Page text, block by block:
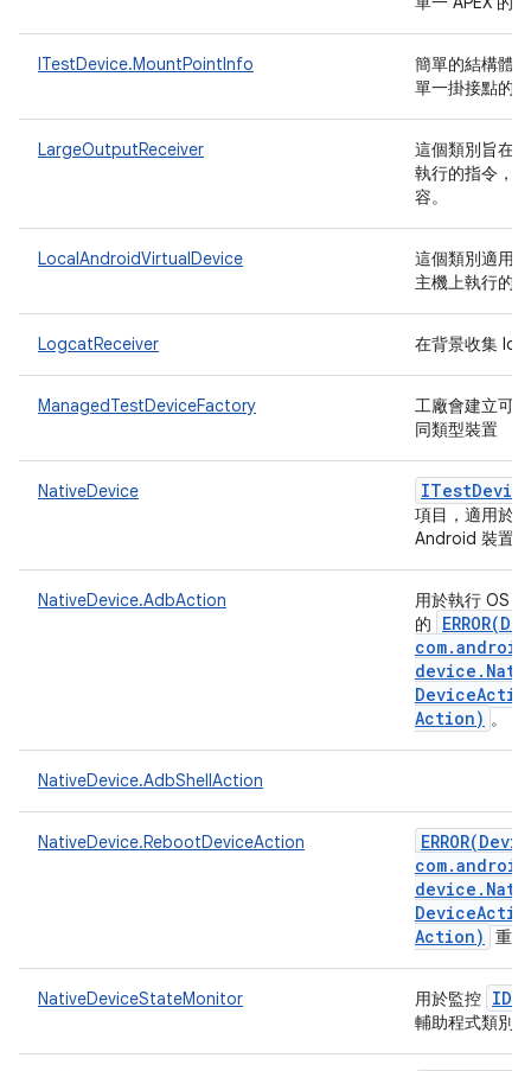
ITestDevice.MountPointInfo
簡單的結構體
單一掛接點的
LargeOutputReceiver
這個類別旨在
執行的指令，
容。
LocalAndroidVirtualDevice
這個類別適用
主機上執行的
LogcatReceiver 在背景收集
ManagedTestDeviceFactory
工廠會建立可
同類型裝置
NativeDevice ITest
項目，適用於
Android 裝置
NativeDevice.AdbAction
用於執行 OS
的
ERROR(
com.android
device .
Device
Action) 。
NativeDevice.AdbShellAction
NativeDevice.RebootDeviceAction ERROR(
com.android
device .
Device
Action)
重
NativeDeviceStateMonitor 用於監控
輔助程式類別